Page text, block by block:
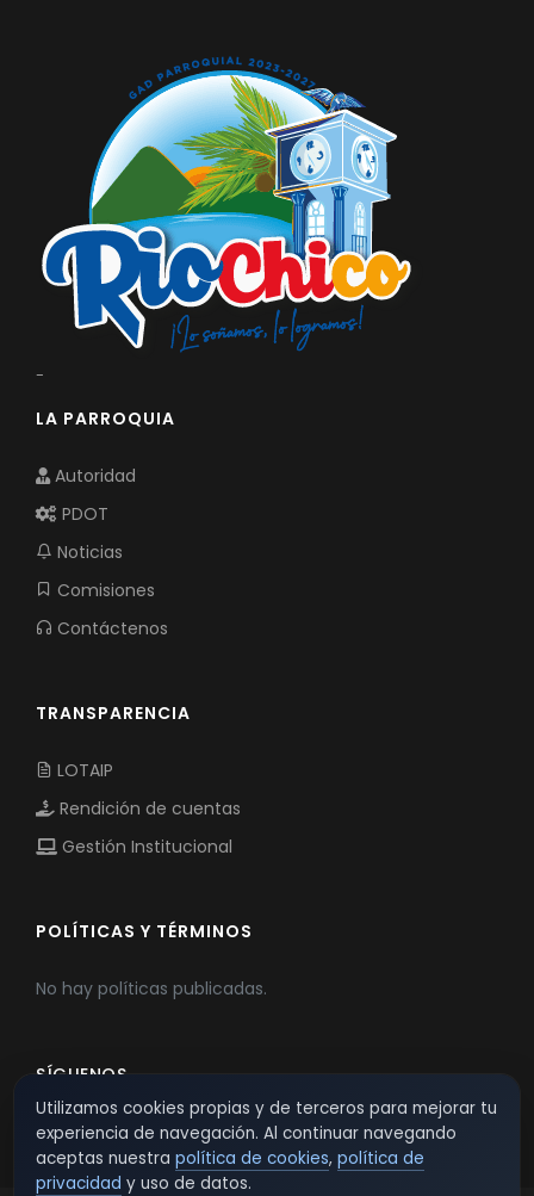
-
LA PARROQUIA
Autoridad
PDOT
Noticias
Comisiones
Contáctenos
TRANSPARENCIA
LOTAIP
Rendición de cuentas
Gestión Institucional
POLÍTICAS Y TÉRMINOS
No hay políticas publicadas.
SÍGUENOS
Utilizamos cookies propias y de terceros para mejorar tu
experiencia de navegación. Al continuar navegando
aceptas nuestra política de cookies, política de
privacidad y uso de datos.